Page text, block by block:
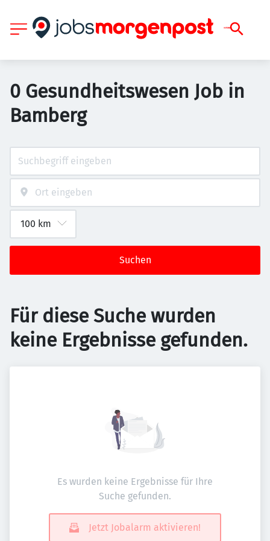
0 Gesundheitswesen Job in
Bamberg
Suchen
Für diese Suche wurden
keine Ergebnisse gefunden.
Es wurden keine Ergebnisse für Ihre
Suche gefunden.
Jetzt Jobalarm aktivieren!